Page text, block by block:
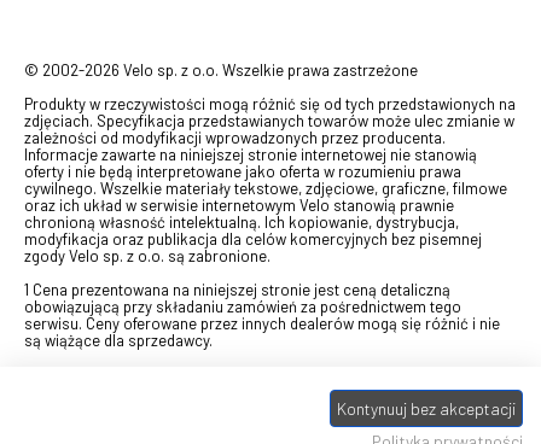
© 2002-2026 Velo sp. z o.o. Wszelkie prawa zastrzeżone
Produkty w rzeczywistości mogą różnić się od tych przedstawionych na
zdjęciach. Specyfikacja przedstawianych towarów może ulec zmianie w
zależności od modyfikacji wprowadzonych przez producenta.
Informacje zawarte na niniejszej stronie internetowej nie stanowią
oferty i nie będą interpretowane jako oferta w rozumieniu prawa
cywilnego. Wszelkie materiały tekstowe, zdjęciowe, graficzne, filmowe
oraz ich układ w serwisie internetowym Velo stanowią prawnie
chronioną własność intelektualną. Ich kopiowanie, dystrybucja,
modyfikacja oraz publikacja dla celów komercyjnych bez pisemnej
zgody Velo sp. z o.o. są zabronione.
1 Cena prezentowana na niniejszej stronie jest ceną detaliczną
obowiązującą przy składaniu zamówień za pośrednictwem tego
serwisu. Ceny oferowane przez innych dealerów mogą się różnić i nie
są wiążące dla sprzedawcy.
swój bon" na towary z oferty VELO, aktualnie dostępnej na stronie
, w ramach sprzedaży premiowej. Dowiedz się jak
stronie promocji. Prezentowana wartość
Kontynuuj bez akceptacji